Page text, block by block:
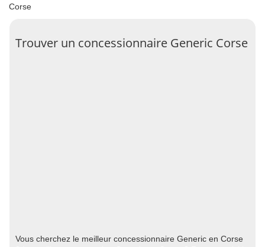
Corse
Trouver un concessionnaire Generic Corse
Vous cherchez le meilleur concessionnaire Generic en Corse